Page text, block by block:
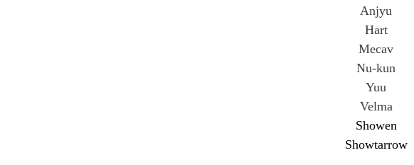
Anjyu
Hart
Mecav
Nu-kun
Yuu
Velma
Showen
Showtarrow